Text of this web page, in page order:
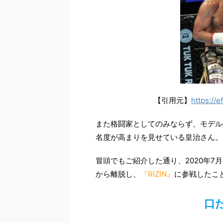
【引用元】 https://
また格闘家としてのみならず、モデ
名度が高まりを見せている皇治さん。
冒頭でもご紹介した通り、 2020年7
から離脱し、
『RIZIN』 に参戦したこ
口